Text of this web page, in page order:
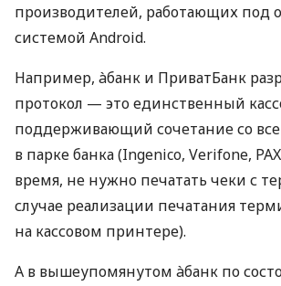
производителей, работающих под
системой Android.
Например, àбанк и ПриватБанк
протокол — это единственный
поддерживающий сочетание со
в парке банка (Ingenico, Verifone,
время, не нужно печатать чеки с
случае реализации печатания
на кассовом принтере).
А в вышеупомянутом àбанк по